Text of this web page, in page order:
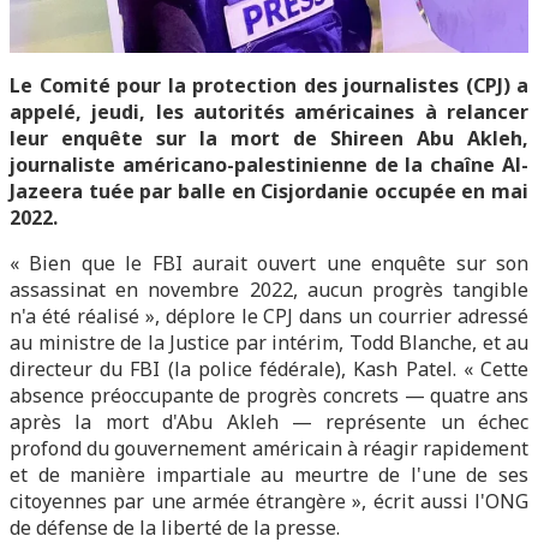
Le Comité pour la protection des journalistes (CPJ) a
appelé, jeudi, les autorités américaines à relancer
leur enquête sur la mort de Shireen Abu Akleh,
journaliste américano-palestinienne de la chaîne Al-
Jazeera tuée par balle en Cisjordanie occupée en mai
2022.
« Bien que le FBI aurait ouvert une enquête sur son
assassinat en novembre 2022, aucun progrès tangible
n'a été réalisé », déplore le CPJ dans un courrier adressé
au ministre de la Justice par intérim, Todd Blanche, et au
directeur du FBI (la police fédérale), Kash Patel. « Cette
absence préoccupante de progrès concrets — quatre ans
après la mort d'Abu Akleh — représente un échec
profond du gouvernement américain à réagir rapidement
et de manière impartiale au meurtre de l'une de ses
citoyennes par une armée étrangère », écrit aussi l'ONG
de défense de la liberté de la presse.